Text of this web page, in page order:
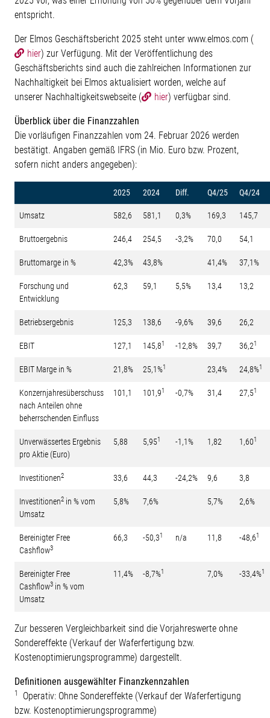
entspricht.
Der Elmos Geschäftsbericht 2025 steht unter www.elmos.com (
hier) zur Verfügung. Mit der Veröffentlichung des
Geschäftsberichts sind auch die zahlreichen Informationen zur
Nachhaltigkeit bei Elmos aktualisiert worden, welche auf
unserer Nachhaltigkeitswebseite (
hier) verfügbar sind.
Überblick über die Finanzzahlen
Die vorläufigen Finanzzahlen vom 24. Februar 2026 werden
bestätigt. Angaben gemäß IFRS (in Mio. Euro bzw. Prozent,
sofern nicht anders angegeben):
2025 2024 Diff. Q4/25 Q4/24
Umsatz 582,6 581,1 0,3% 169,3 145,7
Bruttoergebnis 246,4 254,5 -3,2% 70,0 54,1
Bruttomarge in % 42,3% 43,8% 41,4% 37,1%
Forschung und
Entwicklung
62,3 59,1 5,5% 13,4 13,2
Betriebsergebnis 125,3 138,6 -9,6% 39,6 26,2
EBIT 127,1 145,81 -12,8% 39,7 36,21
EBIT Marge in % 21,8% 25,1%1 23,4% 24,8%1
Konzernjahresüberschuss
nach Anteilen ohne
beherrschenden Einfluss
101,1 101,91 -0,7% 31,4 27,51
Unverwässertes Ergebnis
pro Aktie (Euro)
5,88 5,951 -1,1% 1,82 1,601
Investitionen2 33,6 44,3 -24,2% 9,6 3,8
Investitionen2 in % vom
Umsatz
5,8% 7,6% 5,7% 2,6%
Bereinigter Free
Cashflow3
66,3 -50,31 n/a 11,8 -48,61
Bereinigter Free
Cashflow3 in % vom
Umsatz
11,4% -8,7%1 7,0% -33,4%1
Zur besseren Vergleichbarkeit sind die Vorjahreswerte ohne
Sondereffekte (Verkauf der Waferfertigung bzw.
Kostenoptimierungsprogramme) dargestellt.
Definitionen ausgewählter Finanzkennzahlen
1
Operativ: Ohne Sondereffekte (Verkauf der Waferfertigung
bzw. Kostenoptimierungsprogramme)